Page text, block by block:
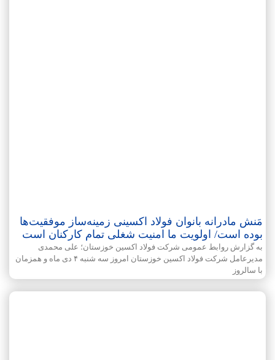
مَنش مادرانه بانوان فولاد اکسینی زمینه‌ساز موفقیت‌ها
بوده است/ اولویت ما امنیت شغلی تمام کارکنان است
به گزارش روابط عمومی شرکت فولاد اکسین خوزستان؛ علی محمدی
مدیرعامل شرکت فولاد اکسین خوزستان امروز سه شنبه ۴ دی ماه و همزمان
با سالروز